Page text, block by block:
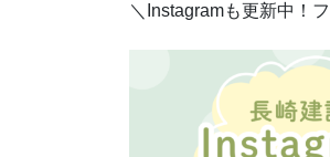
＼Instagramも更新中！